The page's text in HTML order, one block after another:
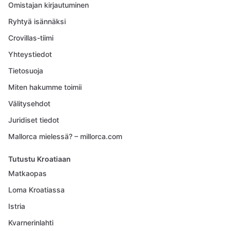
Omistajan kirjautuminen
Ryhtyä isännäksi
Crovillas-tiimi
Yhteystiedot
Tietosuoja
Miten hakumme toimii
Välitysehdot
Juridiset tiedot
Mallorca mielessä? – millorca.com
Tutustu Kroatiaan
Matkaopas
Loma Kroatiassa
Istria
Kvarnerinlahti